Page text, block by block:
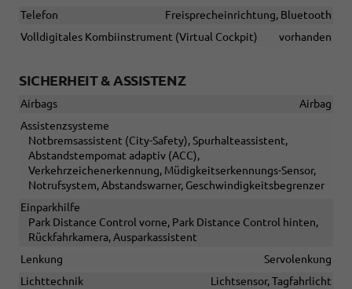
Telefon
Freisprecheinrichtung, Bluetooth
Volldigitales Kombiinstrument (Virtual Cockpit)
vorhanden
SICHERHEIT & ASSISTENZ
Airbags
Airbag
Assistenzsysteme
Notbremsassistent (City-Safety), Spurhalteassistent,
Abstandstempomat adaptiv (ACC),
Verkehrzeichenerkennung, Müdigkeitserkennungs-Sensor,
Notrufsystem, Abstandswarner, Geschwindigkeitsbegrenzer
Einparkhilfe
Park Distance Control vorne, Park Distance Control hinten,
Rückfahrkamera, Ausparkassistent
Lenkung
Servolenkung
Lichttechnik
Lichtsensor, Tagfahrlicht